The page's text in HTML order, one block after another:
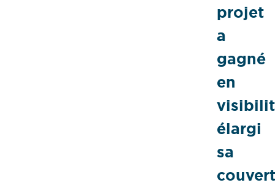
projet
a
gagné
en
élargi
sa